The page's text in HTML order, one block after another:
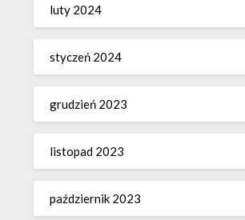
luty 2024
styczeń 2024
grudzień 2023
listopad 2023
październik 2023